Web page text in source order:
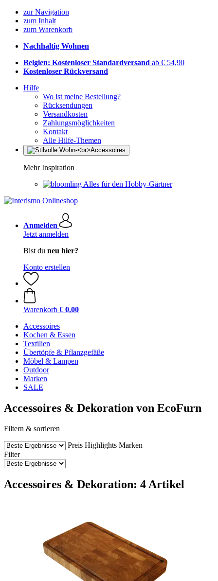
zur Navigation
zum Inhalt
zum Warenkorb
Nachhaltig Wohnen
Belgien: Kostenloser Standardversand ab € 54,90
Kostenloser Rückversand
Hilfe
Wo ist meine Bestellung?
Rücksendungen
Versandkosten
Zahlungsmöglichkeiten
Kontakt
Alle Hilfe-Themen
Mehr Inspiration
Alles für den Hobby-Gärtner
Anmelden
Jetzt anmelden
Bist du neu hier?
Konto erstellen
Warenkorb € 0,00
Accessoires
Kochen & Essen
Textilien
Übertöpfe & Pflanzgefäße
Möbel & Lampen
Outdoor
Marken
SALE
Accessoires & Dekoration von EcoFurn
Filtern & sortieren
Preis Highlights Marken
Filter
Accessoires & Dekoration: 4 Artikel